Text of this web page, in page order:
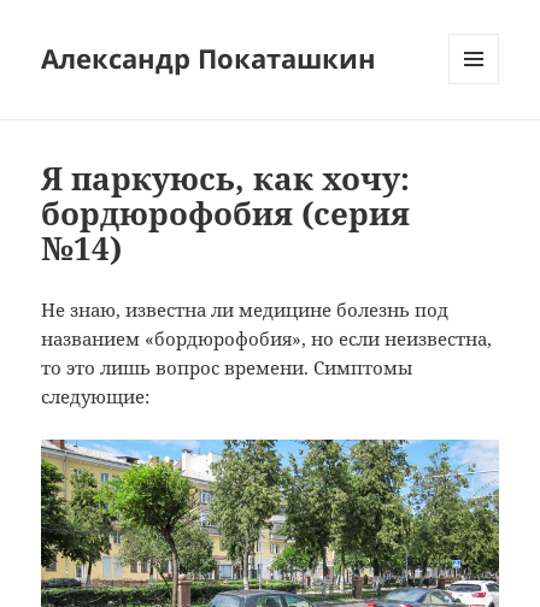
Александр Покаташкин
Я паркуюсь, как хочу:
бордюрофобия (серия
№14)
Не знаю, известна ли медицине болезнь под
названием «бордюрофобия», но если неизвестна,
то это лишь вопрос времени. Симптомы
следующие: